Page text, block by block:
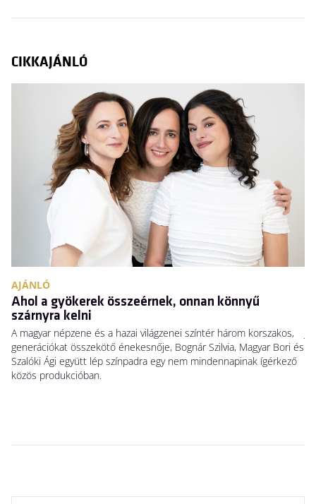
CIKKAJÁNLÓ
AJÁNLÓ
Ahol a gyökerek összeérnek, onnan könnyű
szárnyra kelni
A magyar népzene és a hazai világzenei színtér három korszakos,
generációkat összekötő énekesnője, Bognár Szilvia, Magyar Bori és
Szalóki Ági együtt lép színpadra egy nem mindennapinak ígérkező
közös produkcióban.